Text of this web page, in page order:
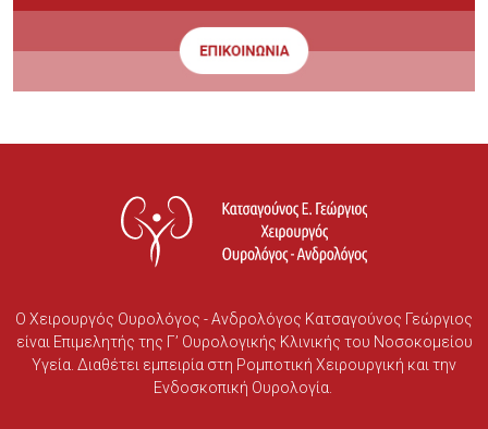
Ο Χειρουργός Ουρολόγος - Ανδρολόγος Κατσαγούνος Γεώργιος
είναι Επιμελητής της Γ’ Ουρολογικής Κλινικής του Νοσοκομείου
Υγεία. Διαθέτει εμπειρία στη Ρομποτική Χειρουργική και την
Ενδοσκοπική Ουρολογία.